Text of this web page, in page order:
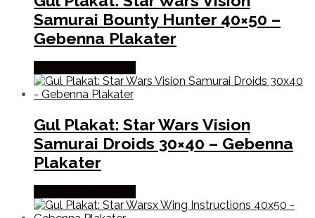
Samurai Bounty Hunter 40×50 –
Gebenna Plakater
Gul Plakat: Star Wars Vision
Samurai Droids 30×40 – Gebenna
Plakater